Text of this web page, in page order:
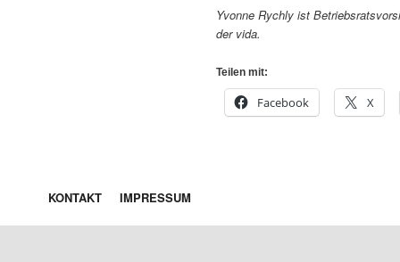
Yvonne Rychly ist
der vida.
Teilen mit:
Facebook X
KONTAKT IMPRESSUM